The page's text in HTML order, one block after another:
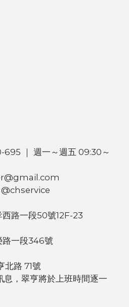
｜ 週一～週五 09:30～
路一段50號12F-23
路一段346號
翠亨北路 71號
，翠亨將於上班時間逐一